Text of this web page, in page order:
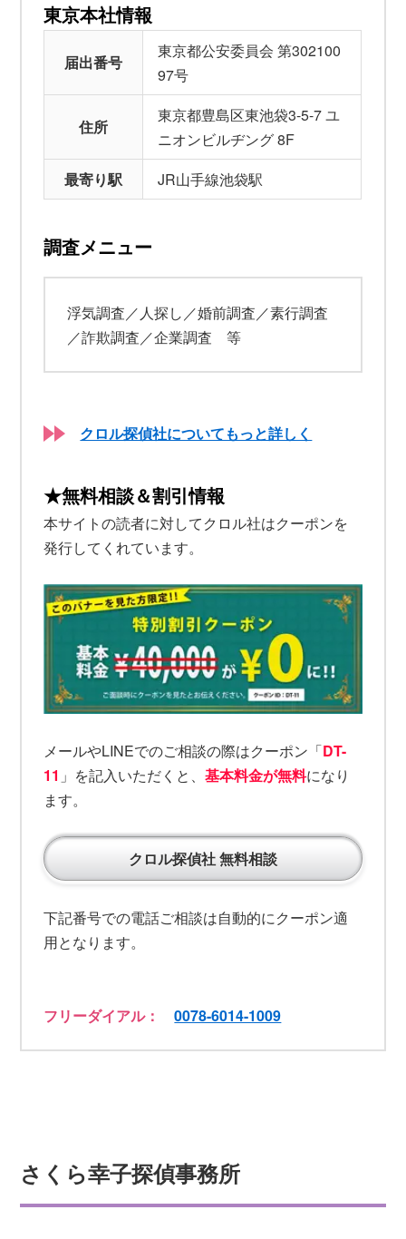
東京本社情報
届出番号
東京都公安委員会 第302100
97号
住所
東京都豊島区東池袋3-5-7 ユ
ニオンビルヂング 8F
最寄り駅
JR山手線池袋駅
調査メニュー
浮気調査／人探し／婚前調査／素行調査
／詐欺調査／企業調査 等
クロル探偵社についてもっと詳しく
★無料相談＆割引情報
本サイトの読者に対してクロル社はクーポンを
発行してくれています。
メールやLINEでのご相談の際はクーポン「DT-
11 」を記入いただくと、基本料金が無料になり
ます。
クロル探偵社 無料相談
下記番号での電話ご相談は自動的にクーポン適
用となります。
フリーダイアル：0078-6014-1009
さくら幸子探偵事務所